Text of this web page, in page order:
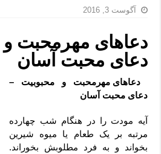
دعای رفع فقر و طلب رزق و روزی – آیه‌
لا حول ولا قوة الا بالله برای چشم زخم
دعای قوی رفع ترس – دعای مجرب برای
آگوست 3, 2016
دعاهای مهرمحبت
دعای محبت آسان
دعاهای مهرمحبت و محبوبیت –
دعای محبت آسان
آیه مودت را در هنگام شب چهارده
مرتبه بر یک طعام یا میوه شیرین
بخواند و به فرد مطلوبش بخوراند.